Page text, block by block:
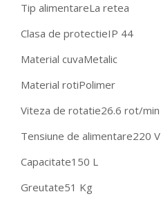
Tip alimentareLa retea
Clasa de protectieIP 44
Material cuvaMetalic
Material rotiPolimer
Viteza de rotatie26.6 rot/min
Tensiune de alimentare220 V
Capacitate150 L
Greutate51 Kg